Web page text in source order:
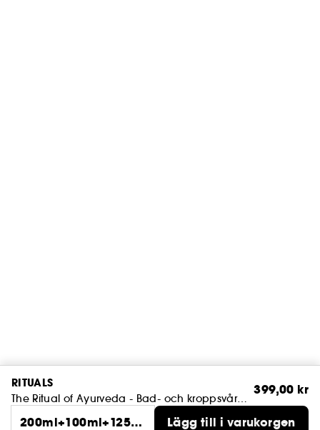
RITUALS
The Ritual of Ayurveda - Bad- och kroppsvårdsset M
399,00 kr
200ml+100ml+125g
Lägg till i varukorgen